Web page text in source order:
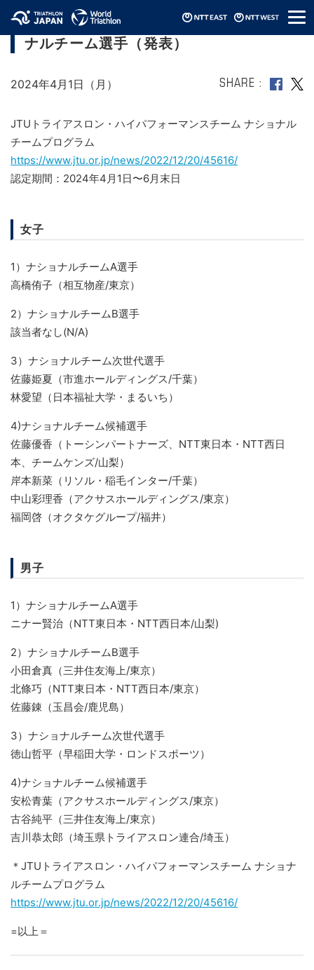
メ
ニ
2024年第2期JTUトライアスロン・ナショ
ナルチーム選手（発表）
2024年4月1日（月） SHARE
JTUトライアスロン・ハイパフォーマンスチーム ナショナル
チームプログラム
https://www.jtu.or.jp/news/2022/12/20/45616/
認定期間：2024年4月1日〜6月末日
女子
1）ナショナルチームA選手
高橋侑子（相互物産/東京）
2）ナショナルチームB選手
該当者なし(N/A)
3）ナショナルチーム次世代選手
佐藤姫夏（市進ホールディングス/千葉）
林愛望（日本福祉大学・まるいち）
4)ナショナルチーム候補選手
佐藤優香（トーシンパートナーズ、NTT東日本・NTT西日
本、チームケンズ/山梨）
岸本新菜（リソル・稲毛インター/千葉）
中山彩理香（アクサスホールディングス/東京）
福岡啓（オクタケグループ/福井）
男子
1）ナショナルチームA選手
ニナー賢治（NTT東日本・NTT西日本/山梨)
2）ナショナルチームB選手
小田倉真（三井住友海上/東京）
北條巧（NTT東日本・NTT西日本/東京）
佐藤錬（玉昌会/鹿児島）
3）ナショナルチーム次世代選手
徳山哲平（早稲田大学・ロンドスポーツ）
4)ナショナルチーム候補選手
安松青葉（アクサスホールディングス/東京）
古谷純平（三井住友海上/東京）
吉川恭太郎（埼玉県トライアスロン連合/埼玉）
＊JTUトライアスロン・ハイパフォーマンスチーム ナショナ
ルチームプログラム
https://www.jtu.or.jp/news/2022/12/20/45616/
=以上＝